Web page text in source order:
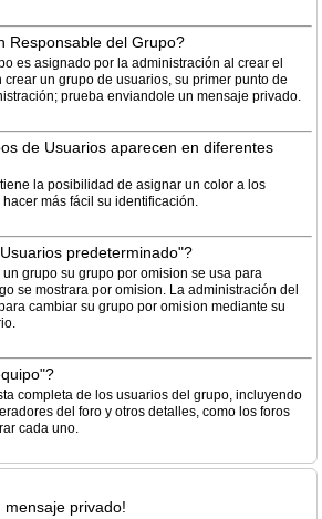
Responsable del Grupo?
es asignado por la administración al crear el
un grupo de usuarios, su primer punto de
prueba enviandole un mensaje privado.
de Usuarios aparecen en diferentes
la posibilidad de asignar un color a los
más fácil su identificación.
predeterminado"?
grupo su grupo por omision se usa para
se mostrara por omision. La administración del
cambiar su grupo por omision mediante su
completa de los usuarios del grupo, incluyendo
del foro y otros detalles, como los foros
cada uno.
mensaje privado!